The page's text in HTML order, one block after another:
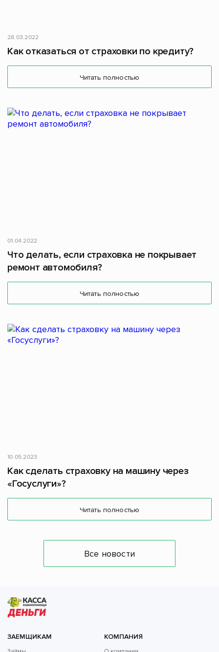
28.03.2022
Как отказаться от страховки по кредиту?
Читать полностью
01.04.2022
Что делать, если страховка не покрывает
ремонт автомобиля?
Читать полностью
10.05.2023
Как сделать страховку на машину через
«Госуслуги»?
Читать полностью
Все новости
ЗАЕМЩИКАМ КОМПАНИЯ